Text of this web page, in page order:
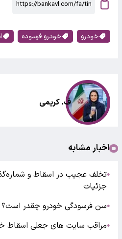
خودرو خودرو فرسوده
ف. کریمی
اخبار مشابه
●تخلف عجیب در اسقاط و
جزئیات
●سن فرسودگی خودرو چقدر است؟
●مراقب سایت های جعلی اسقاط